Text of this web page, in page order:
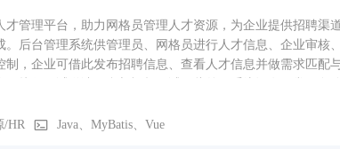
才管理平台，助力网格员管理人才资源，为企业提供招聘渠
。后台管理系统供管理员、网格员进行人才信息、企业审核
制，企业可借此发布招聘信息、查看人才信息并做需求匹配
/HR Java、MyBatis、Vue